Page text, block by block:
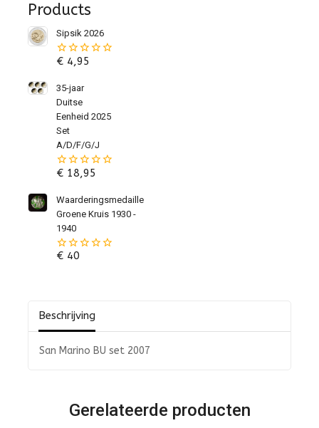
Products
Sipsik 2026
0
de
€4,95
35-jaar
Duitse
Eenheid 2025
Set
A/D/F/G/J
0
de
€18,95
Waarderingsmedaille
Groene Kruis 1930 -
1940
0
€40
Beschrijving
San Marino BU set 2007
Gerelateerde producten